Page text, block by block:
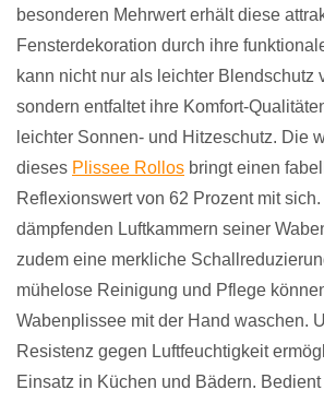
besonderen Mehrwert erhält diese
Fensterdekoration durch ihre
kann nicht nur als leichter Blendschutz
sondern entfaltet ihre Komfort-
leichter Sonnen- und Hitzeschutz. Die
dieses Plissee Rollos bringt einen
Reflexionswert von 62 Prozent mit
dämpfenden Luftkammern seiner
zudem eine merkliche
mühelose Reinigung und Pflege
Wabenplissee mit der Hand waschen.
Resistenz gegen Luftfeuchtigkeit
Einsatz in Küchen und Bädern.